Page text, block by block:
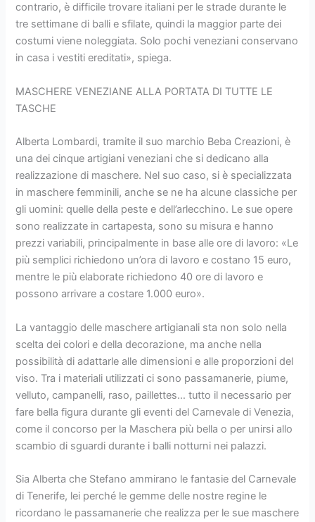
contrario, è difficile trovare italiani per le strade durante le
tre settimane di balli e sfilate, quindi la maggior parte dei
costumi viene noleggiata. Solo pochi veneziani conservano
in casa i vestiti ereditati», spiega.
MASCHERE VENEZIANE ALLA PORTATA DI TUTTE LE
TASCHE
Alberta Lombardi, tramite il suo marchio Beba Creazioni, è
una dei cinque artigiani veneziani che si dedicano alla
realizzazione di maschere. Nel suo caso, si è specializzata
in maschere femminili, anche se ne ha alcune classiche per
gli uomini: quelle della peste e dell’arlecchino. Le sue opere
sono realizzate in cartapesta, sono su misura e hanno
prezzi variabili, principalmente in base alle ore di lavoro: «Le
più semplici richiedono un’ora di lavoro e costano 15 euro,
mentre le più elaborate richiedono 40 ore di lavoro e
possono arrivare a costare 1.000 euro».
La vantaggio delle maschere artigianali sta non solo nella
scelta dei colori e della decorazione, ma anche nella
possibilità di adattarle alle dimensioni e alle proporzioni del
viso. Tra i materiali utilizzati ci sono passamanerie, piume,
velluto, campanelli, raso, paillettes… tutto il necessario per
fare bella figura durante gli eventi del Carnevale di Venezia,
come il concorso per la Maschera più bella o per unirsi allo
scambio di sguardi durante i balli notturni nei palazzi.
Sia Alberta che Stefano ammirano le fantasie del Carnevale
di Tenerife, lei perché le gemme delle nostre regine le
ricordano le passamanerie che realizza per le sue maschere